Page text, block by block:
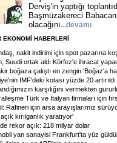
Derviş'in yaptığı
Başmüzakereci
olacağını...devamı
EKONOMİ HABERLERİ
nakit indirimi için spot pazarına
Suudi ortak aldı Körfez'e ihracat
boğaza çalıştı en zengin 'Boğaz'a
IMF'deki kotası yüzde 20 artırıldı
karşılığını vermekten
Türk ve İtalyan firmaları için
Rafineri için arsa arayışlarımız
kırılganlık yaratıyor'
rekor açık: 218 milyar dolar
yan sanayisi Frankfurt'ta yüz